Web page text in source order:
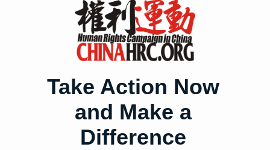
Take Action Now
and Make a
Difference